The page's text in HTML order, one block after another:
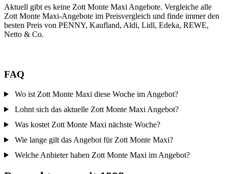
Aktuell gibt es keine Zott Monte Maxi Angebote. Vergleiche alle
Zott Monte Maxi-Angebote im Preisvergleich und finde immer den
besten Preis von PENNY, Kaufland, Aldi, Lidl, Edeka, REWE,
Netto & Co.
FAQ
Wo ist Zott Monte Maxi diese Woche im Angebot?
Lohnt sich das aktuelle Zott Monte Maxi Angebot?
Was kostet Zott Monte Maxi nächste Woche?
Wie lange gilt das Angebot für Zott Monte Maxi?
Welche Anbieter haben Zott Monte Maxi im Angebot?